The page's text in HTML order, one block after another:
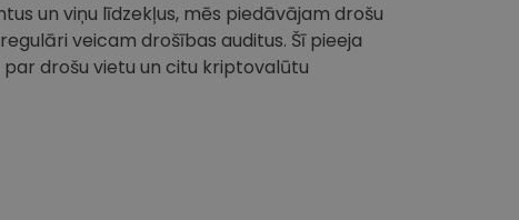
un viņu līdzekļus, mēs piedāvājam drošu
veicam drošības auditus. Šī pieeja
drošu vietu un citu kriptovalūtu